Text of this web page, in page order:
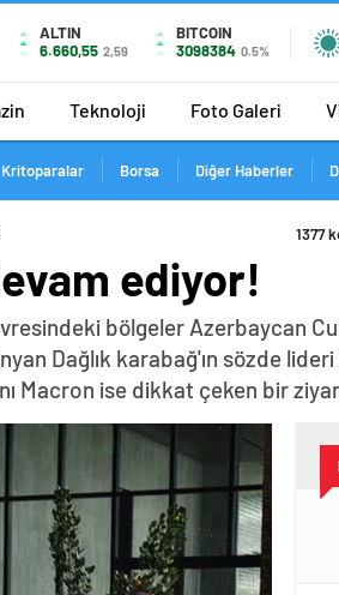
ALTIN
6.660,55 2,59
BITCOIN
3098384 0.5%
Teknoloji Foto Galeri
Kritoparalar Borsa Diğer Haberler
1377
ediyor!
bölgeler Azerbaycan
Dağlık karabağ'ın sözde
Macron ise dikkat çeken bir